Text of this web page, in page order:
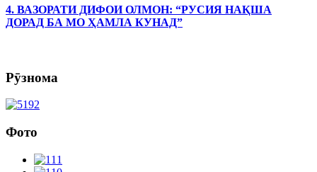
4. ВАЗОРАТИ ДИФОИ ОЛМОН: “РУСИЯ НАҚША
ДОРАД БА МО ҲАМЛА КУНАД”
Рӯзнома
Фото